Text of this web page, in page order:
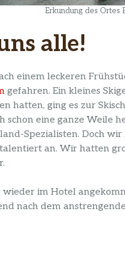
Erkundung des Ortes
alle!
einem leckeren
gefahren. Ein kleines
hatten, ging es zur
schon eine ganze Weile
Spezialisten. Doch
an. Wir hatten
im Hotel
nach dem